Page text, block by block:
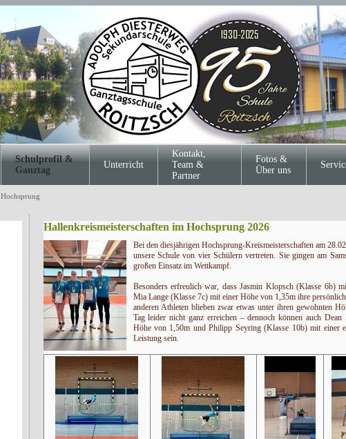
Schulprofil &
Ganztag
Unterricht
Kontakt,
Team &
Partner
Fotos &
Über uns
Hochsprung
Hallenkreismeisterschaften im Hochsprung 2026
Bei den diesjährigen Hochsprung-Kreismeisterschaften am
unsere Schule von vier Schülern vertreten. Sie gingen am
großen Einsatz im Wettkampf.
Besonders erfreulich war, dass Jasmin Klopsch (Klasse 6b)
Mia Lange (Klasse 7c) mit einer Höhe von 1,35m ihre
anderen Athleten blieben zwar etwas unter ihren gewohnten
Tag leider nicht ganz erreichen – dennoch können auch
Höhe von 1,50m und Philipp Seyring (Klasse 10b) mit einer
Leistung sein.